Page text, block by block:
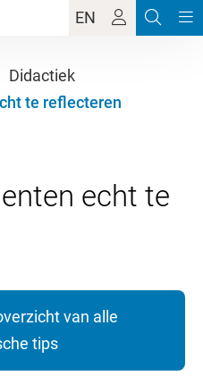
EN
Didactiek
te reflecteren
echt te
van alle
tips